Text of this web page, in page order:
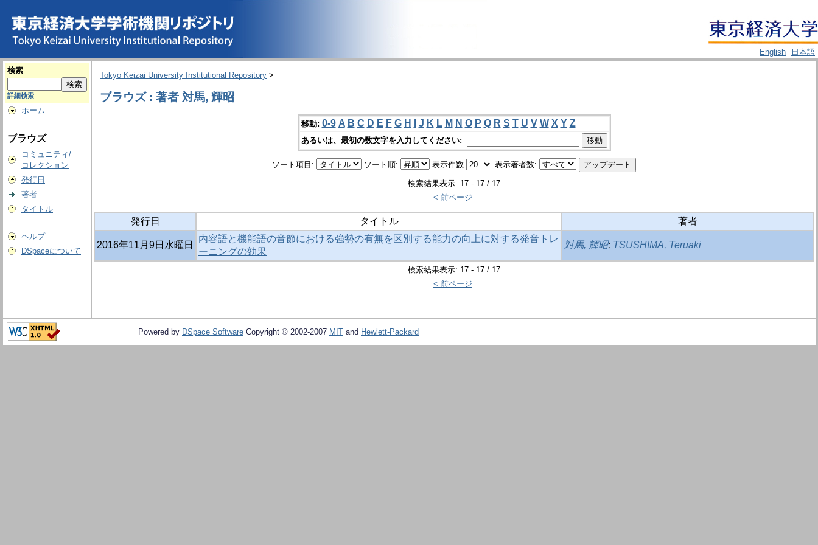
English
日本語
検索
詳細検索
ホーム
ブラウズ
コミュニティ/
コレクション
発行日
著者
タイトル
ヘルプ
DSpaceについて
Tokyo Keizai University Institutional Repository >
ブラウズ : 著者 対馬, 輝昭
移動: 0-9 A B C D E F G H J K L M N O P Q R S T U V W X Y Z
あるいは、最初の数文字を入力してください:
ソート項目: ソート順: 表示件数 表示著者数:
検索結果表示: 17 - 17 / 17
< 前ページ
発行日 タイトル 著者
2016年11月9日水曜日
内容語と機能語の音節における強勢の有無を区別する能力の向上に対する発音トレ
ーニングの効果
対馬, 輝昭; TSUSHIMA, Teruaki
検索結果表示: 17 - 17 / 17
< 前ページ
Powered by DSpace Software Copyright © 2002-2007 MIT and Hewlett-Packard